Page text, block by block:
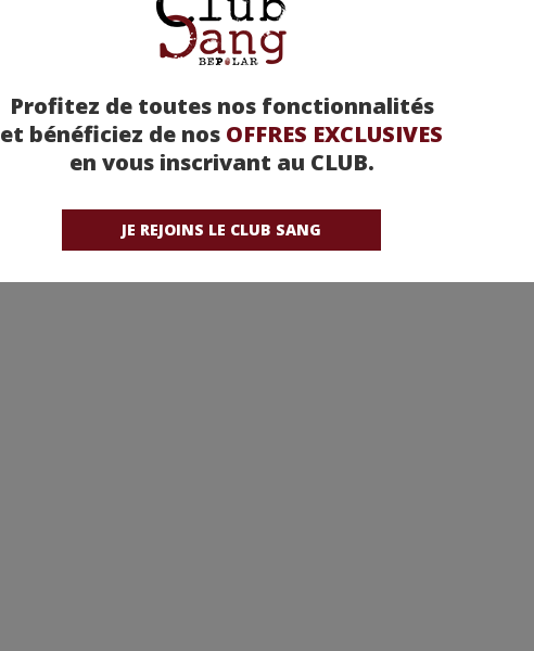
Profitez de toutes nos fonctionnalités
et bénéficiez de nos OFFRES EXCLUSIVES
en vous inscrivant au CLUB.
JE REJOINS LE CLUB SANG